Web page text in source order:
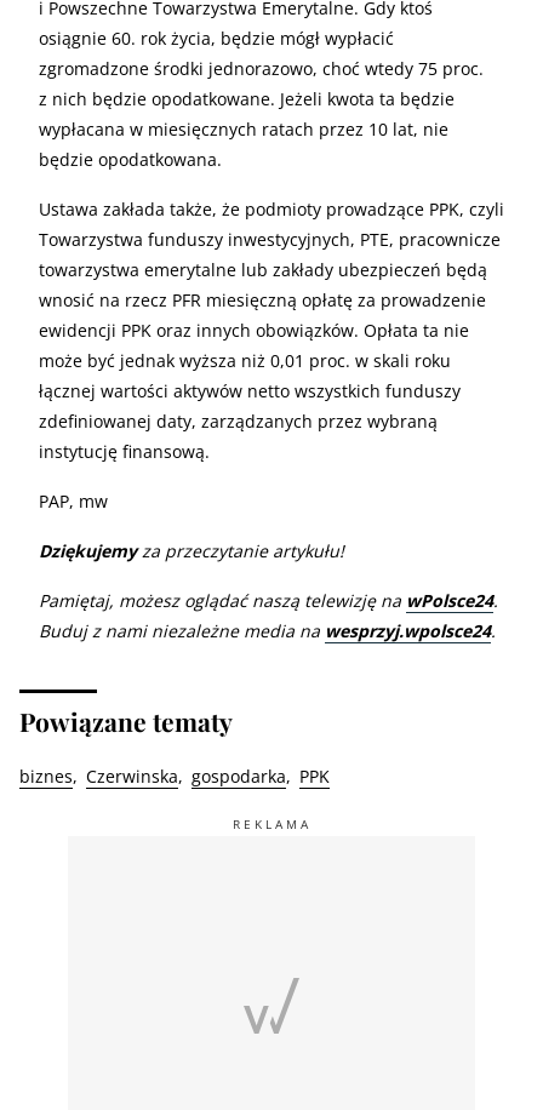
i Powszechne Towarzystwa Emerytalne. Gdy ktoś
osiągnie 60. rok życia, będzie mógł wypłacić
zgromadzone środki jednorazowo, choć wtedy 75 proc.
z nich będzie opodatkowane. Jeżeli kwota ta będzie
wypłacana w miesięcznych ratach przez 10 lat, nie
będzie opodatkowana.
Ustawa zakłada także, że podmioty prowadzące PPK, czyli
Towarzystwa funduszy inwestycyjnych, PTE, pracownicze
towarzystwa emerytalne lub zakłady ubezpieczeń będą
wnosić na rzecz PFR miesięczną opłatę za prowadzenie
ewidencji PPK oraz innych obowiązków. Opłata ta nie
może być jednak wyższa niż 0,01 proc. w skali roku
łącznej wartości aktywów netto wszystkich funduszy
zdefiniowanej daty, zarządzanych przez wybraną
instytucję finansową.
PAP, mw
Dziękujemyza przeczytanie artykułu!
Pamiętaj, możesz oglądać naszą telewizję na wPolsce24.
Buduj z nami niezależne media na wesprzyj.wpolsce24.
Powiązane tematy
biznes Czerwinska gospodarka PPK